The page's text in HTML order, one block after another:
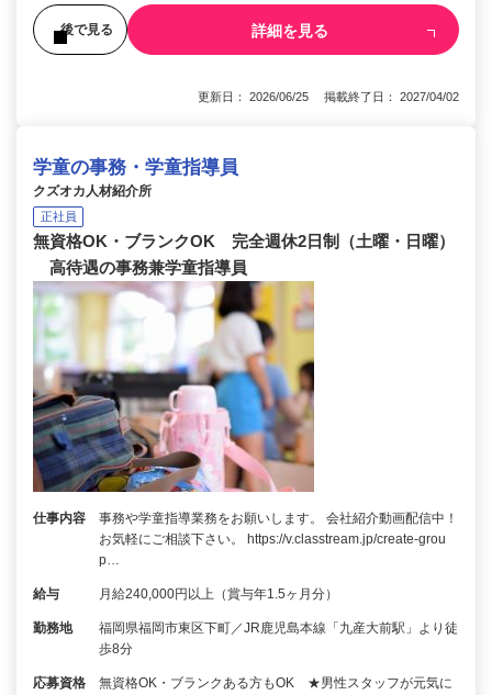
後で見る 詳細を見る
更新日： 2026/06/25 掲載終了日： 2027/04/02
学童の事務・学童指導員
クズオカ人材紹介所
正社員
無資格OK・ブランクOK 完全週休2日制（土曜・日曜）
高待遇の事務兼学童指導員
仕事内容
事務や学童指導業務をお願いします。 会社紹介動画配信中！
お気軽にご相談下さい。 https://v.classtream.jp/create-grou
p…
給与 月給240,000円以上（賞与年1.5ヶ月分）
勤務地
福岡県福岡市東区下町／JR鹿児島本線「九産大前駅」より徒
歩8分
応募資格 無資格OK・ブランクある方もOK ★男性スタッフが元気に